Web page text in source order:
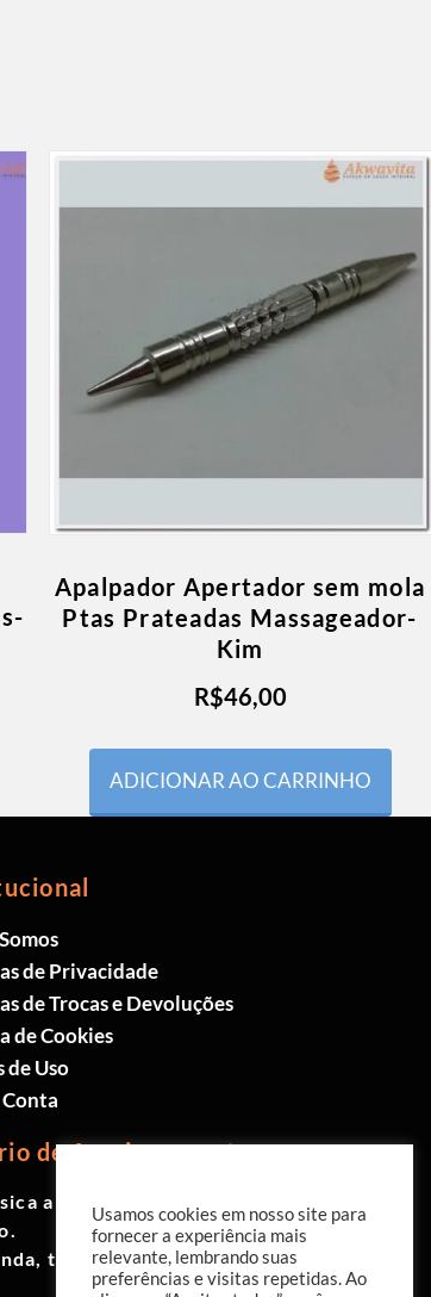
Apalpador Apertador sem mola
Ptas Prateadas Massageador-
Kim
R$46,00
ADICIONAR AO CARRINHO
de Privacidade
de Trocas e Devoluções
de Cookies
de Uso
de funcionamento
aberta de Segunda à
terça e quinta das 9h às
Usamos cookies em nosso site para
fornecer a experiência mais
relevante, lembrando suas
preferências e visitas repetidas. Ao